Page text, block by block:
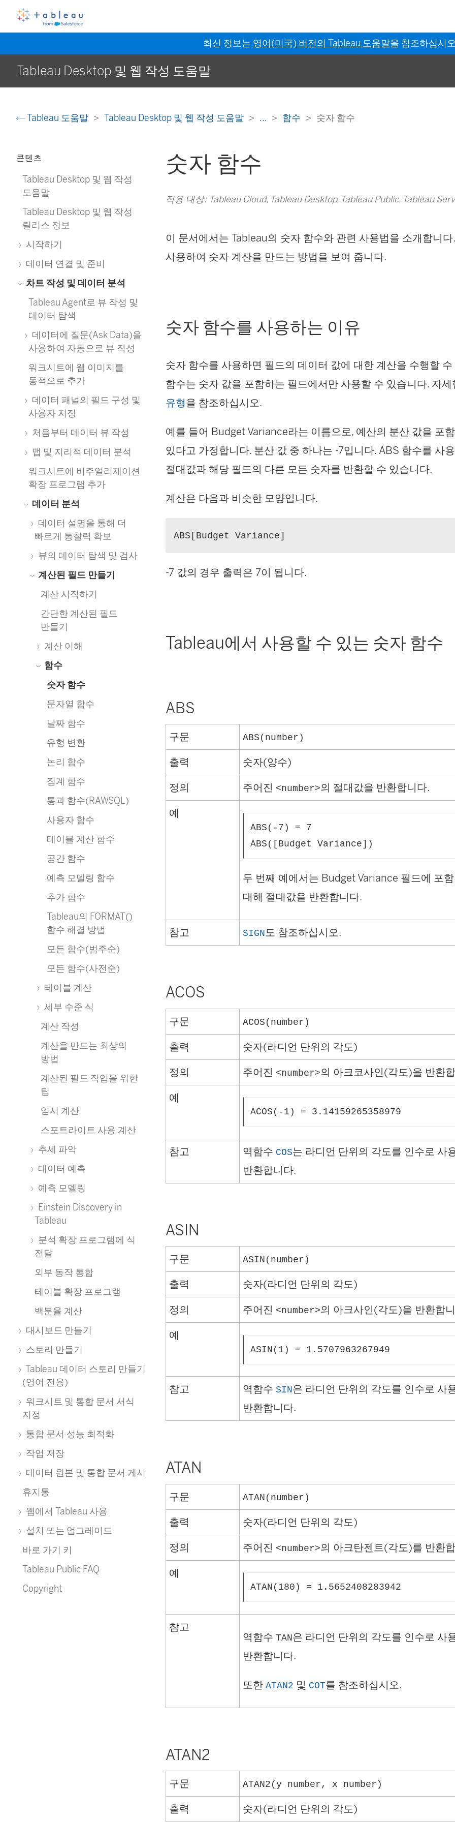
최신 정보는 영어(미국) 버전의 Tableau 도움말을 참조하십시
Tableau Desktop 및 웹 작성 도움말
Tableau 도움말 Tableau Desktop 및 웹 작성 도움말 ... 함수 숫자 함수
콘텐츠
Tableau Desktop 및 웹 작성
도움말
Tableau Desktop 및 웹 작성
릴리스 정보
시작하기
데이터 연결 및 준비
차트 작성 및 데이터 분석
Tableau Agent로 뷰 작성 및
데이터 탐색
데이터에 질문(Ask Data)을
사용하여 자동으로 뷰 작성
워크시트에 웹 이미지를
동적으로 추가
데이터 패널의 필드 구성 및
사용자 지정
처음부터 데이터 뷰 작성
맵 및 지리적 데이터 분석
워크시트에 비주얼리제이션
확장 프로그램 추가
데이터 분석
데이터 설명을 통해 더
빠르게 통찰력 확보
뷰의 데이터 탐색 및 검사
계산된 필드 만들기
계산 시작하기
간단한 계산된 필드
만들기
계산 이해
함수
숫자 함수
문자열 함수
날짜 함수
유형 변환
논리 함수
집계 함수
통과 함수(RAWSQL)
사용자 함수
테이블 계산 함수
공간 함수
예측 모델링 함수
추가 함수
Tableau의 FORMAT()
함수 해결 방법
모든 함수(범주순)
모든 함수(사전순)
테이블 계산
세부 수준 식
계산 작성
계산을 만드는 최상의
방법
계산된 필드 작업을 위한
팁
임시 계산
스포트라이트 사용 계산
추세 파악
데이터 예측
예측 모델링
Einstein Discovery in
Tableau
분석 확장 프로그램에 식
전달
외부 동작 통합
테이블 확장 프로그램
백분율 계산
대시보드 만들기
스토리 만들기
Tableau 데이터 스토리 만들기
(영어 전용)
워크시트 및 통합 문서 서식
지정
통합 문서 성능 최적화
작업 저장
데이터 원본 및 통합 문서 게시
휴지통
웹에서 Tableau 사용
설치 또는 업그레이드
바로 가기 키
Tableau Public FAQ
Copyright
숫자 함수
적용 대상: Tableau Cloud, Tableau Desktop, Tableau Public, Tableau
이 문서에서는 Tableau의 숫자 함수와 관련 사용법을 소개합니
사용하여 숫자 계산을 만드는 방법을 보여 줍니다.
숫자 함수를 사용하는 이유
숫자 함수를 사용하면 필드의 데이터 값에 대한 계산을 수행할
함수는 숫자 값을 포함하는 필드에서만 사용할 수 있습니다. 자
유형을 참조하십시오.
예를 들어 Budget Variance라는 이름으로, 예산의 분산 값을 포
있다고 가정합니다. 분산 값 중 하나는 -7입니다. ABS 함수를 사
절대값과 해당 필드의 다른 모든 숫자를 반환할 수 있습니다.
계산은 다음과 비슷한 모양입니다.
ABS[Budget Variance]
-7 값의 경우 출력은 7이 됩니다.
Tableau에서 사용할 수 있는 숫자 함수
ABS
구문 ABS(number)
출력 숫자(양수)
정의 주어진 <number>의 절대값을 반환합니다.
예
ABS(-7) = 7
ABS([Budget Variance])
두 번째 예에서는 Budget Variance 필드에 포
대해 절대값을 반환합니다.
참고 SIGN도 참조하십시오.
ACOS
구문 ACOS(number)
출력 숫자(라디언 단위의 각도)
정의 주어진 <number>의 아크코사인(각도)을 반환
예
ACOS(-1) = 3.14159265358979
참고 역함수 COS는 라디언 단위의 각도를 인수로 사
반환합니다.
ASIN
구문 ASIN(number)
출력 숫자(라디언 단위의 각도)
정의 주어진 <number>의 아크사인(각도)을 반환합
예
ASIN(1) = 1.5707963267949
참고 역함수SIN은 라디언 단위의 각도를 인수로 사
반환합니다.
ATAN
구문 ATAN(number)
출력 숫자(라디언 단위의 각도)
정의 주어진 <number>의 아크탄젠트(각도)를 반환
예
ATAN(180) = 1.5652408283942
참고
역함수TAN은 라디언 단위의 각도를 인수로 사
반환합니다.
또한ATAN2 및 COT를 참조하십시오.
ATAN2
구문 ATAN2(y number, x number)
출력 숫자(라디언 단위의 각도)